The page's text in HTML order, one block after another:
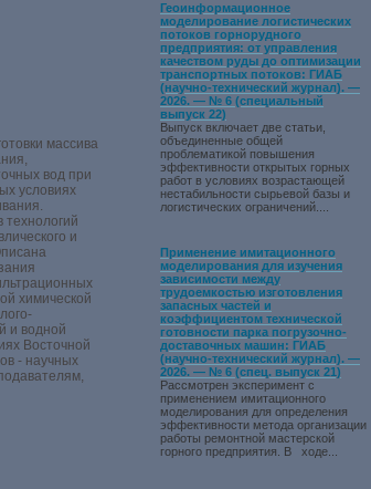
массива
вод при
условиях
и
химической
и водной
Восточной
- научных
Геоинформационное
моделирование логистических
потоков горнорудного
предприятия: от управления
качеством руды до оптимизации
транспортных потоков: ГИАБ
(научно-технический журнал). —
2026. — № 6 (специальный
выпуск 22)
Выпуск включает две статьи,
объединенные общей
проблематикой повышения
эффективности открытых горных
работ в условиях возрастающей
нестабильности сырьевой базы и
логистических ограничений....
Применение имитационного
моделирования для изучения
зависимости между
трудоемкостью изготовления
запасных частей и
коэффициентом технической
готовности парка погрузочно-
доставочных машин: ГИАБ
(научно-технический журнал). —
2026. — № 6 (спец. выпуск 21)
Рассмотрен эксперимент с
применением имитационного
моделирования для определения
эффективности метода организации
работы ремонтной мастерской
горного предприятия. В ходе...